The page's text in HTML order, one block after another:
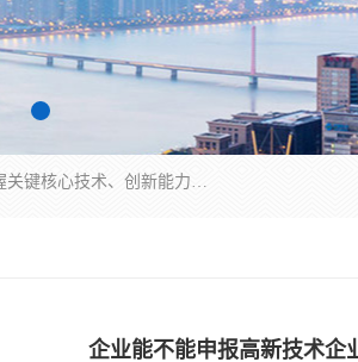
“专精特新”中小企业是指经省工业和信息化厅认定，专注于细分市场、掌握关键核心技术、创新能力强、市场占有率高、质量效益优，在专业化、精细化、特色化、新颖化等方面表现突出的中小企业。
企业能不能申报高新技术企